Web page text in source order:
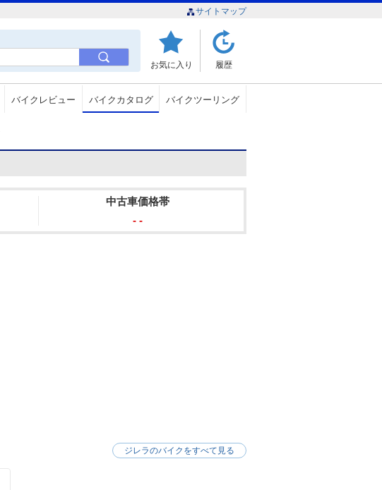
サイトマップ
お気に入り 履歴
バイクレビュー バイクカタログ バイクツーリング
中古車価格帯
- -
ジレラのバイクをすべて見る